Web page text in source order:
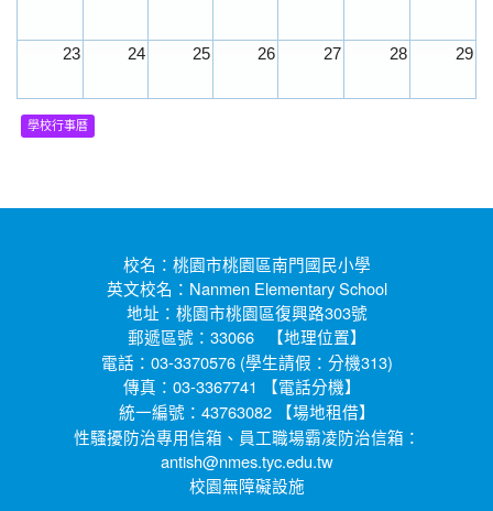
23 24 25 26 27 28 29
30
學校行事曆
校名：桃園市桃園區南門國民小學
英文校名：Nanmen Elementary School
地址：桃園市桃園區復興路303號
郵遞區號：33066 【地理位置】
電話：03-3370576 (學生請假：分機313)
傳真：03-3367741 【電話分機】
統一編號：43763082 【場地租借】
性騷擾防治專用信箱、員工職場霸凌防治信箱：
antish@nmes.tyc.edu.tw
校園無障礙設施